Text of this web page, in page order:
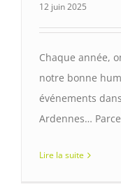
12 juin 2025
Chaque année,
notre bonne
événements
Ardennes…
Lire la suite